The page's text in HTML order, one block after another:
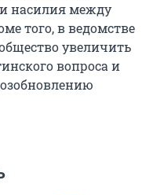
насилия между
того, в ведомстве
увеличить
вопроса и